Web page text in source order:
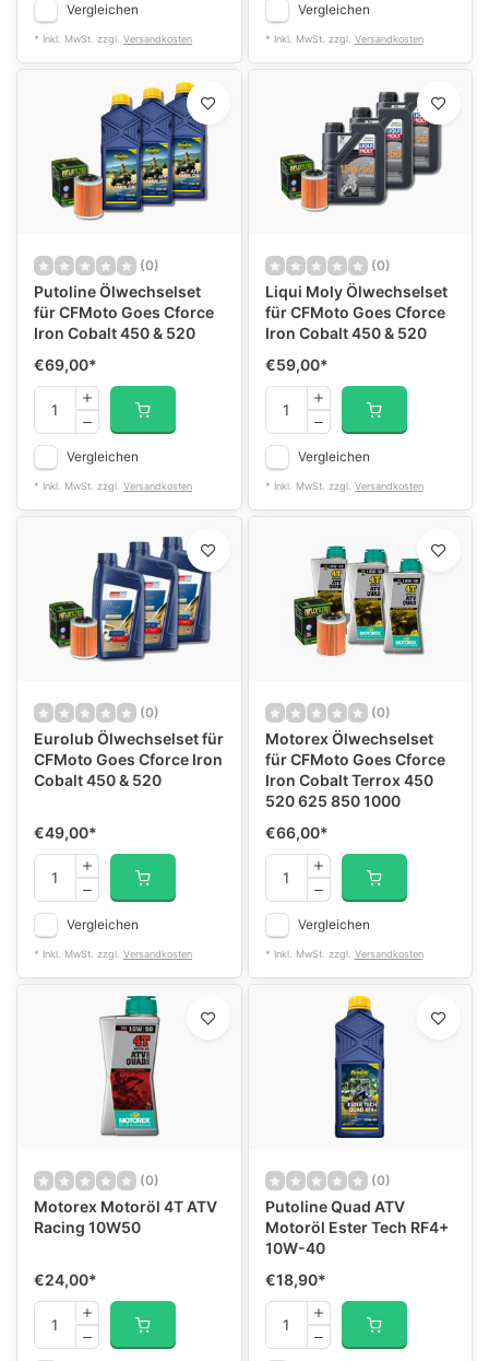
Vergleichen
* Inkl. MwSt. zzgl. Versandkosten
Vergleichen
* Inkl. MwSt. zzgl. Versandkosten
(0)
Putoline Ölwechselset
für CFMoto Goes Cforce
Iron Cobalt 450 & 520
€69,00*
Vergleichen
* Inkl. MwSt. zzgl. Versandkosten
(0)
Liqui Moly Ölwechselset
für CFMoto Goes Cforce
Iron Cobalt 450 & 520
€59,00*
Vergleichen
* Inkl. MwSt. zzgl. Versandkosten
(0)
Eurolub Ölwechselset für
CFMoto Goes Cforce Iron
Cobalt 450 & 520
€49,00*
Vergleichen
* Inkl. MwSt. zzgl. Versandkosten
(0)
Motorex Ölwechselset
für CFMoto Goes Cforce
Iron Cobalt Terrox 450
520 625 850 1000
€66,00*
Vergleichen
* Inkl. MwSt. zzgl. Versandkosten
(0)
Motorex Motoröl 4T ATV
Racing 10W50
€24,00*
(0)
Putoline Quad ATV
Motoröl Ester Tech RF4+
10W-40
€18,90*